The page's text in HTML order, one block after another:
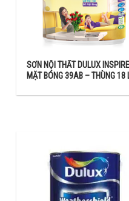
Bảng giá sơn Dulux Bảng
SƠN NỘI THẤT DULUX
MẶT BÓNG 39AB – THÙNG 18